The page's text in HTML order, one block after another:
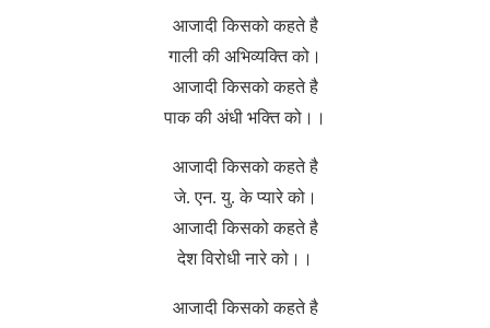
आजादी किसको कहते है
गाली की अभिव्यक्ति को।
आजादी किसको कहते है
पाक की अंधी भक्ति को।।
आजादी किसको कहते है
जे. एन. यु. के प्यारे को।
आजादी किसको कहते है
देश विरोधी नारे को।।
आजादी किसको कहते है